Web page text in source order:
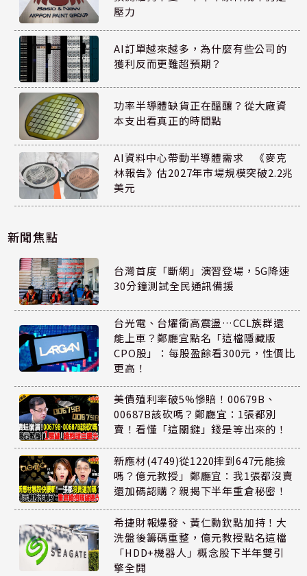
壓力
AI訂單越來越多，為什麼有些公司的
獲利反而更難超預期？
功率半導體缺貨正在醞釀？從大廠資
本支出看真正的時間點
AI資料中心帶動半導體需求 《麥克
林報告》估2027年市場規模突破2.2兆
美元
新聞焦點
台灣首度「斷網」演習登場，5G降速
30分鐘測試全民通訊備援
台光電、台燿衝高震盪…CCL族群還
能上車？鄭廳宜點名「這檔隱藏版
CPO股」：每股盈餘看300元，性價比
更高！
美債殖利率破5%慘賠！00679B、
00687B該砍嗎？鄭廳宜：1張都別
賣！看懂「這關鍵」錢是等出來的！
新應材(4749)從1220摔到647元能撿
嗎？億元教授」鄭廳宜：我1張都沒賣
還加碼認購？親揭下半年重倉秘密！
希捷財報爆發、黃仁勳欽點加持！大
洗盤後籌碼重整，億元教授點名這檔
「HDD+機器人」概念股下半年雙引
擎全開